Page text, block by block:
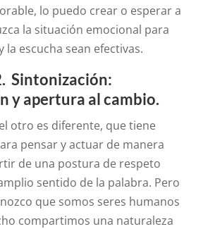
lo puedo crear o esperar a
la situación emocional para
la escucha sean efectivas.
Sintonización:
y apertura al cambio.
otro es diferente, que tiene
pensar y actuar de manera
de una postura de respeto
sentido de la palabra. Pero
que somos seres humanos
compartimos una naturaleza